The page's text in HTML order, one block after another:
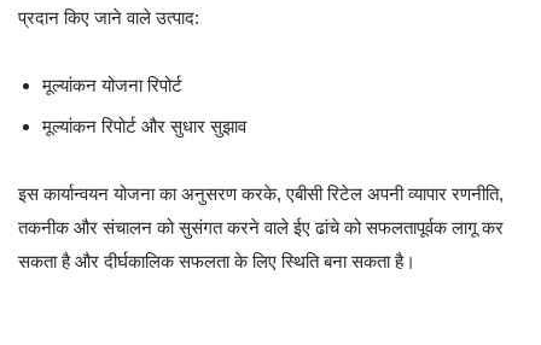
प्रदान किए जाने वाले उत्पाद:
मूल्यांकन योजना रिपोर्ट
मूल्यांकन रिपोर्ट और सुधार सुझाव
इस कार्यान्वयन योजना का अनुसरण करके, एबीसी रिटेल अपनी व्यापार रणनीति,
तकनीक और संचालन को सुसंगत करने वाले ईए ढांचे को सफलतापूर्वक लागू कर
सकता है और दीर्घकालिक सफलता के लिए स्थिति बना सकता है।